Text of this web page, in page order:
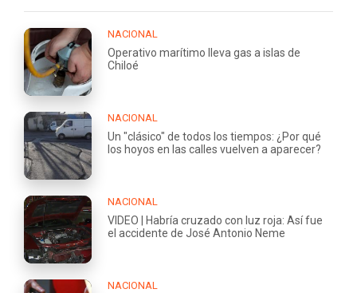
NACIONAL
Operativo marítimo lleva gas a islas de
Chiloé
NACIONAL
Un "clásico" de todos los tiempos: ¿Por qué
los hoyos en las calles vuelven a aparecer?
NACIONAL
VIDEO | Habría cruzado con luz roja: Así fue
el accidente de José Antonio Neme
NACIONAL